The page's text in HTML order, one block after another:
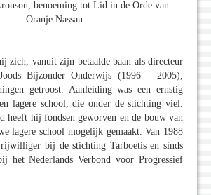
benoeming tot Lid in de Orde van
Oranje Nassau
zich, vanuit zijn betaalde baan als directeur
Bijzonder Onderwijs (1996 – 2005),
getroost. Aanleiding was een ernstig
lagere school, die onder de stichting viel.
heeft hij fondsen geworven en de bouw van
lagere school mogelijk gemaakt. Van 1988
bij de stichting Tarboetis en sinds
het Nederlands Verbond voor Progressief